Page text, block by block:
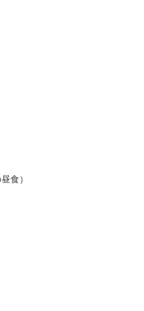
食）